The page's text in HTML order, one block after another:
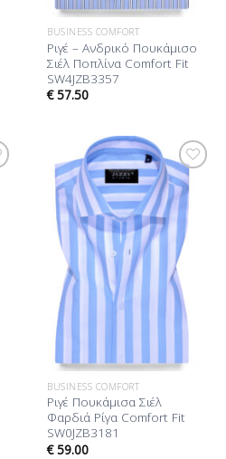
BUSINESS COMFORT
Ριγέ – Ανδρικό Πουκάμισο
Σιέλ Ποπλίνα Comfort Fit
SW4JZB3357
€57.50
Προσθήκη
στη Λίστα
Επιθυμίας
BUSINESS COMFORT
Ριγέ Πουκάμισα Σιέλ
Φαρδιά Ρίγα Comfort Fit
SW0JZB3181
€59.00